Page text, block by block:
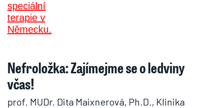
Nefroložka: Zajímejme se o ledviny
včas!
prof. MUDr. Dita Maixnerová, Ph.D., Klinika